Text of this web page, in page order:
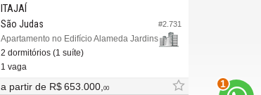
#2.731
ITAJAÍ
São Judas
Apartamento no Edifício Alameda Jardins
2 dormitórios (1 suíte)
1 vaga
a partir de R$ 653.000,00 R$ 740.000,
2